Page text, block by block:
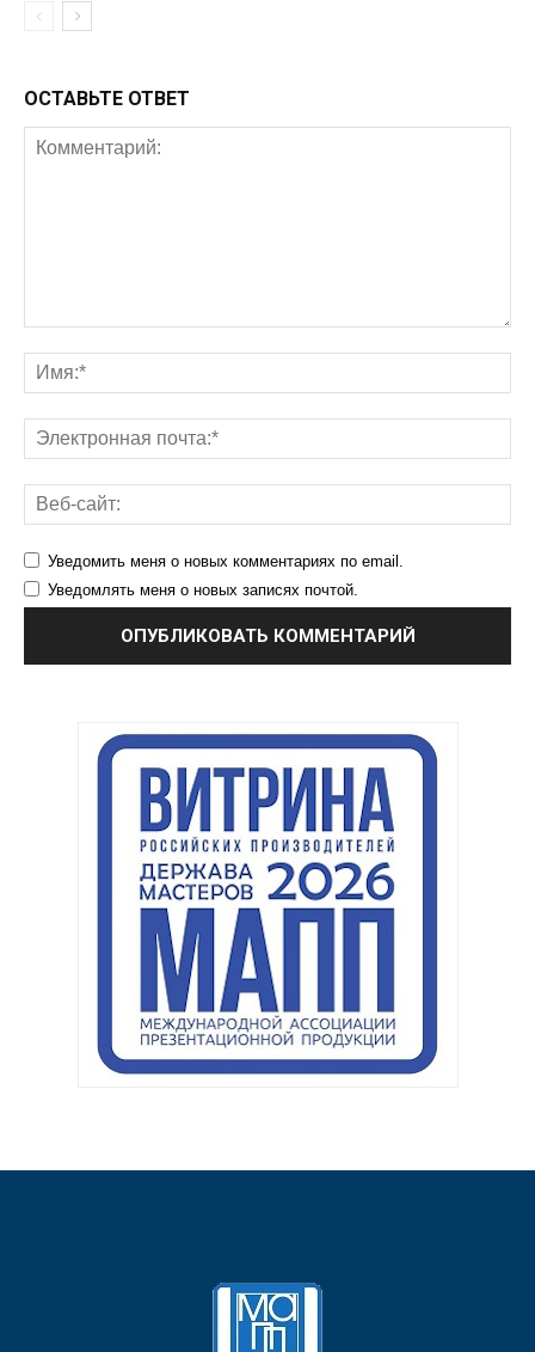
ОСТАВЬТЕ ОТВЕТ
Уведомить меня о новых комментариях по email.
Уведомлять меня о новых записях почтой.